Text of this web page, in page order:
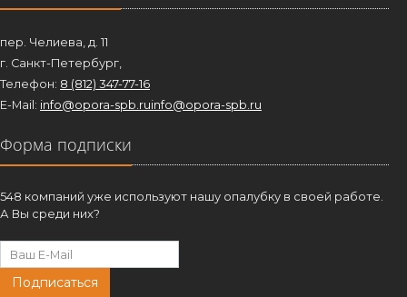
пер. Челиева, д. 11
г. Санкт-Петербург,
Телефон: 8 (812) 347-77-16
E-Mail: info@opora-spb.ruinfo@opora-spb.ru
Форма подписки
548 компаний уже используют нашу опалубку в своей работе.
А Вы среди них?
Подписаться